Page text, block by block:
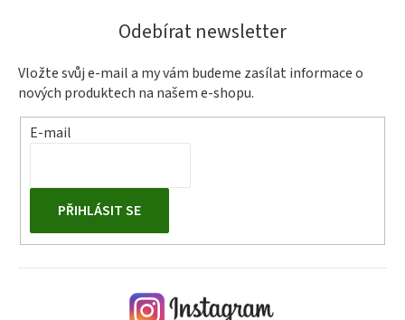
Odebírat newsletter
Vložte svůj e-mail a my vám budeme zasílat informace o
nových produktech na našem e-shopu.
E-mail
PŘIHLÁSIT SE